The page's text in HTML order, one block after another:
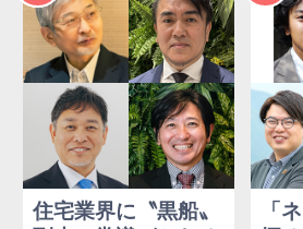
住宅業界に〝黒船〟
「